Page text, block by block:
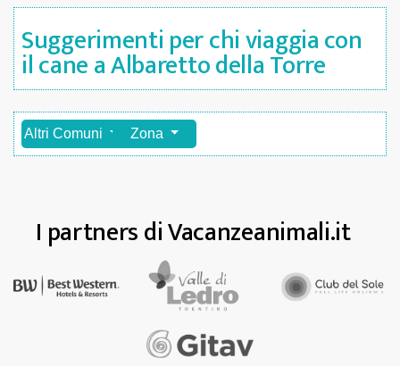
Suggerimenti per chi viaggia con
il cane a Albaretto della Torre
Altri Comuni Zona
I partners di Vacanzeanimali.it